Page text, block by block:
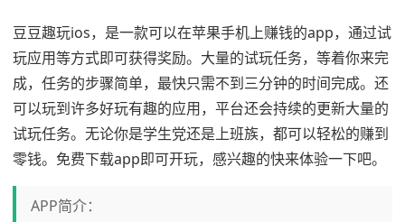
豆豆趣玩ios，是一款可以在苹果手机上赚钱的app，通过试
玩应用等方式即可获得奖励。大量的试玩任务，等着你来完
成，任务的步骤简单，最快只需不到三分钟的时间完成。还
可以玩到许多好玩有趣的应用，平台还会持续的更新大量的
试玩任务。无论你是学生党还是上班族，都可以轻松的赚到
零钱。免费下载app即可开玩，感兴趣的快来体验一下吧。
APP简介：